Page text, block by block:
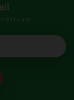
Bumerang!